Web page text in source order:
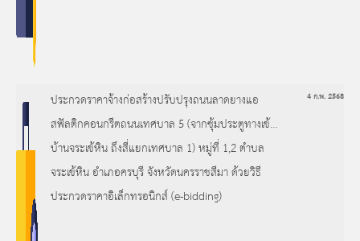
ประกวดราคาจ้างก่อสร้างปรับปรุงถนนลาดยางแอ
สฟัลติกคอนกรีตถนนเทศบาล 5 (จากซุ้มประตูทางเข้า
บ้านจระเข้หิน ถึงสี่แยกเทศบาล 1) หมู่ที่ 1,2 ตำบล
จระเข้หิน อำเภอครบุรี จังหวัดนครราชสีมา ด้วยวิธี
ประกวดราคาอิเล็กทรอนิกส์ (e-bidding)
4 ก.พ. 2568